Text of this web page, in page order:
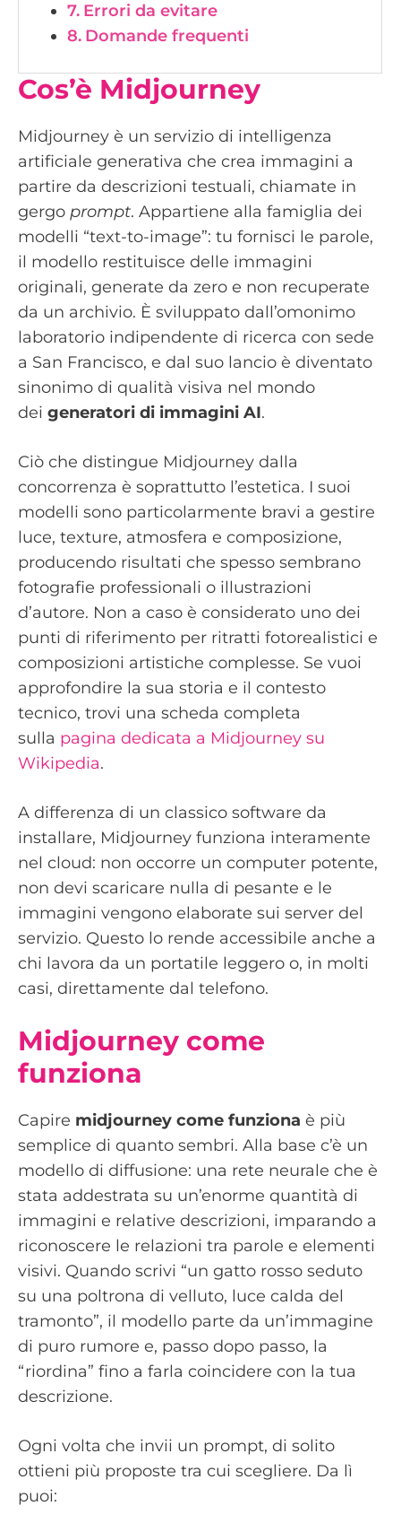
Errori da evitare
Domande frequenti
Cos’è Midjourney
Midjourney è un servizio di intelligenza
artificiale generativa che crea immagini a
partire da descrizioni testuali, chiamate in
gergo prompt. Appartiene alla famiglia dei
modelli “text-to-image”: tu fornisci le parole,
il modello restituisce delle immagini
originali, generate da zero e non recuperate
da un archivio. È sviluppato dall’omonimo
laboratorio indipendente di ricerca con sede
a San Francisco, e dal suo lancio è diventato
sinonimo di qualità visiva nel mondo
dei generatori di immagini AI.
Ciò che distingue Midjourney dalla
concorrenza è soprattutto l’estetica. I suoi
modelli sono particolarmente bravi a gestire
luce, texture, atmosfera e composizione,
producendo risultati che spesso sembrano
fotografie professionali o illustrazioni
d’autore. Non a caso è considerato uno dei
punti di riferimento per ritratti fotorealistici e
composizioni artistiche complesse. Se vuoi
approfondire la sua storia e il contesto
tecnico, trovi una scheda completa
sulla pagina dedicata a Midjourney su
Wikipedia.
A differenza di un classico software da
installare, Midjourney funziona interamente
nel cloud: non occorre un computer potente,
non devi scaricare nulla di pesante e le
immagini vengono elaborate sui server del
servizio. Questo lo rende accessibile anche a
chi lavora da un portatile leggero o, in molti
casi, direttamente dal telefono.
Midjourney come
funziona
Capire midjourney come funziona è più
semplice di quanto sembri. Alla base c’è un
modello di diffusione: una rete neurale che è
stata addestrata su un’enorme quantità di
immagini e relative descrizioni, imparando a
riconoscere le relazioni tra parole e elementi
visivi. Quando scrivi “un gatto rosso seduto
su una poltrona di velluto, luce calda del
tramonto”, il modello parte da un’immagine
di puro rumore e, passo dopo passo, la
“riordina” fino a farla coincidere con la tua
descrizione.
Ogni volta che invii un prompt, di solito
ottieni più proposte tra cui scegliere. Da lì
puoi: